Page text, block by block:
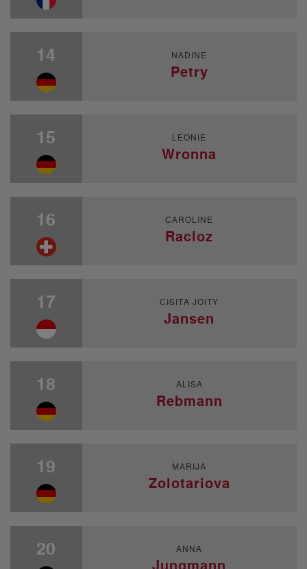
14 NADINE
Petry
15 LEONIE
Wronna
16 CAROLINE
Racloz
17 CISITA JOITY
Jansen
18 ALISA
Rebmann
19 MARIJA
Zolotariova
20 ANNA